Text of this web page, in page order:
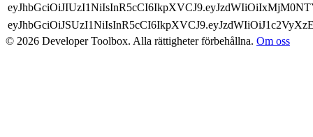
© 2026 Developer Toolbox. Alla rättigheter förbehållna. Om oss